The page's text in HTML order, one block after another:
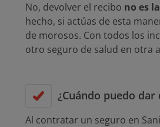
No, devolver el recibo no es
hecho, si actúas de esta
de morosos. Con todos los
otro seguro de salud en otra
¿Cuándo puedo
Al contratar un seguro en